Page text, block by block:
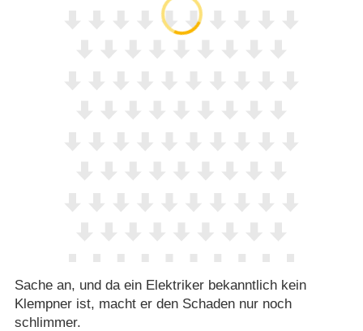
Sache an, und da ein Elektriker bekanntlich kein
Klempner ist, macht er den Schaden nur noch
schlimmer.